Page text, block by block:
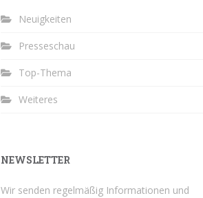
Neuigkeiten
Presseschau
Top-Thema
Weiteres
NEWSLETTER
Wir senden regelmäßig Informationen und